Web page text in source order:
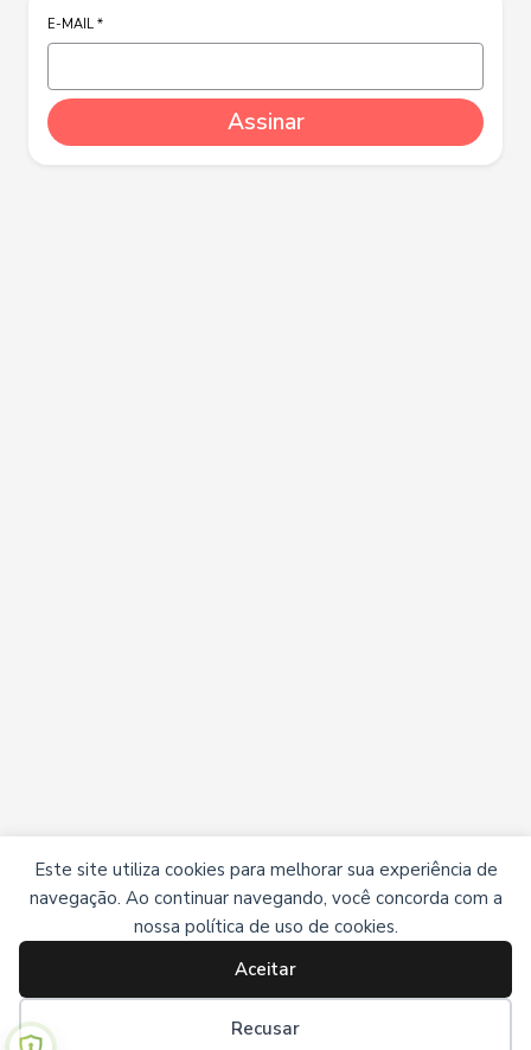
E-MAIL *
Assinar
Este site utiliza cookies para melhorar sua experiência de
navegação. Ao continuar navegando, você concorda com a
nossa política de uso de cookies.
Aceitar
Recusar